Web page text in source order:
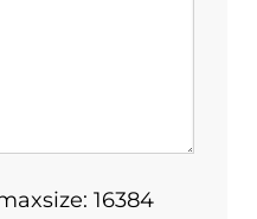
16384